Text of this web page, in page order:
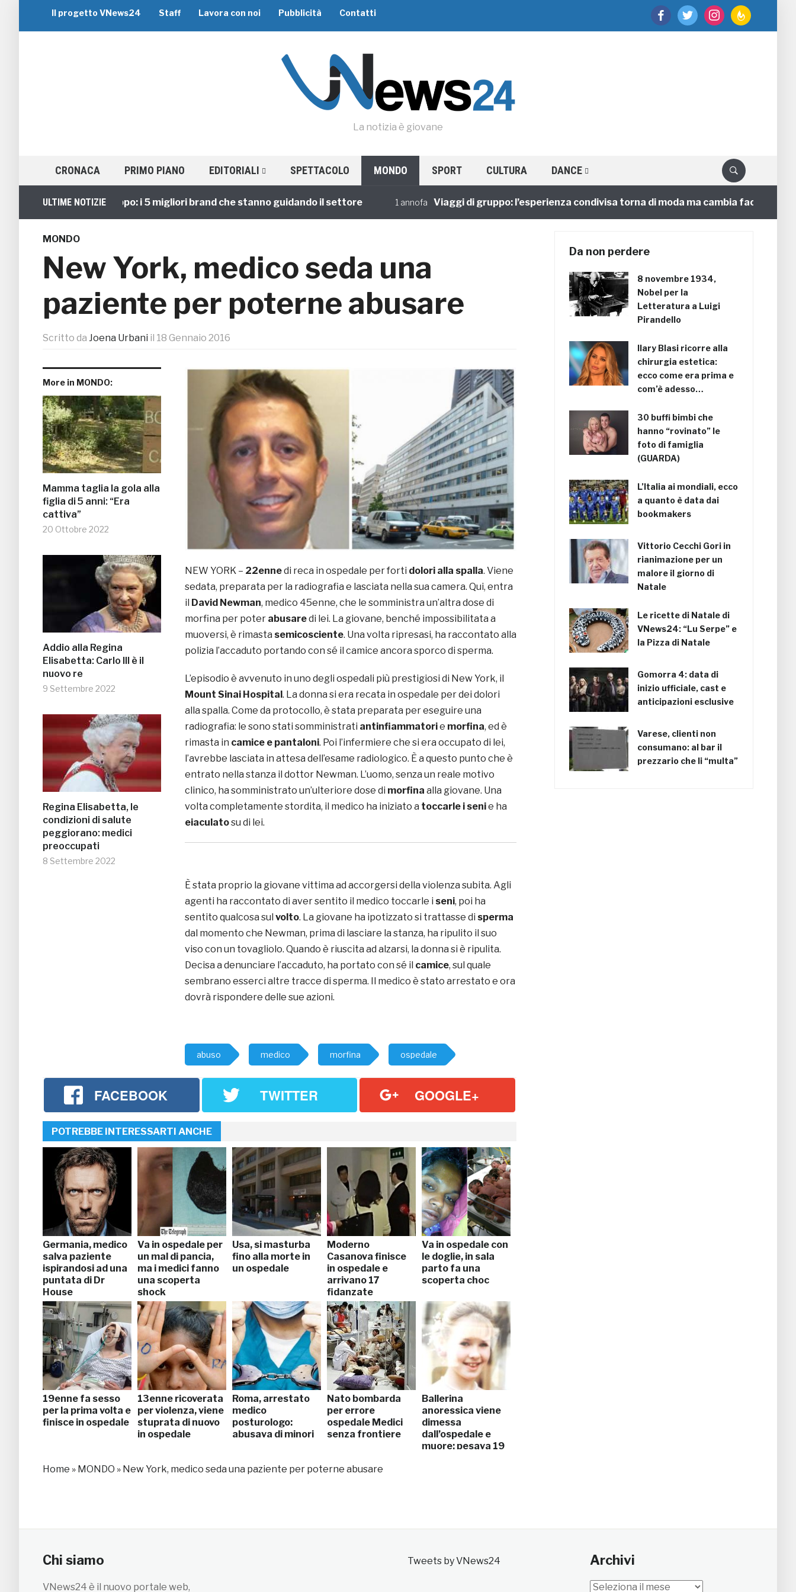
facebooktwitter instagramfeedburner
Il progetto VNews24 Staff Lavora con noi Pubblicità Contatti
La notizia è giovane
CRONACA PRIMO PIANO EDITORIALI SPETTACOLO MONDO SPORT CULTURA DANCE
ULTIME NOTIZIE
Viaggi di Gruppo: i 5 migliori brand che stanno guidando il settore 1 annofa Viaggi di gruppo: l’esperienza condivisa torna di moda ma cambia faccia
MONDO
New York, medico seda una
paziente per poterne abusare
Scritto da Joena Urbani il 18 Gennaio 2016
More in MONDO:
Mamma taglia la gola alla
figlia di 5 anni: “Era
cattiva”
20 Ottobre 2022
Addio alla Regina
Elisabetta: Carlo III è il
nuovo re
9 Settembre 2022
Regina Elisabetta, le
condizioni di salute
peggiorano: medici
preoccupati
8 Settembre 2022
NEW YORK – 22ennedi reca in ospedale per forti dolori alla spalla. Viene
sedata, preparata per la radiografia e lasciata nella sua camera. Qui, entra
il David Newman, medico 45enne, che le somministra un’altra dose di
morfina per poter abusaredi lei. La giovane, benché impossibilitata a
muoversi, è rimasta semicosciente. Una volta ripresasi, ha raccontato alla
polizia l’accaduto portando con sé il camice ancora sporco di sperma.
L’episodio è avvenuto in uno degli ospedali più prestigiosi di New York, il
Mount Sinai Hospital . La donna si era recata in ospedale per dei dolori
alla spalla. Come da protocollo, è stata preparata per eseguire una
radiografia: le sono stati somministrati antinfiammatorie morfina, ed è
rimasta in camice e pantaloni. Poi l’infermiere che si era occupato di lei,
l’avrebbe lasciata in attesa dell’esame radiologico. È a questo punto che è
entrato nella stanza il dottor Newman. L’uomo, senza un reale motivo
clinico, ha somministrato un’ulteriore dose di morfina alla giovane. Una
volta completamente stordita, il medico ha iniziato a toccarle i senie ha
eiaculatosu di lei.
È stata proprio la giovane vittima ad accorgersi della violenza subita. Agli
agenti ha raccontato di aver sentito il medico toccarle i seni, poi ha
sentito qualcosa sul volto. La giovane ha ipotizzato si trattasse di sperma
dal momento che Newman, prima di lasciare la stanza, ha ripulito il suo
viso con un tovagliolo. Quando è riuscita ad alzarsi, la donna si è ripulita.
Decisa a denunciare l’accaduto, ha portato con sé il camice, sul quale
sembrano esserci altre tracce di sperma. Il medico è stato arrestato e ora
dovrà rispondere delle sue azioni.
abuso medico morfina ospedale
FACEBOOK TWITTER GOOGLE+
POTREBBE INTERESSARTI ANCHE
Germania, medico
salva paziente
ispirandosi ad una
puntata di Dr
House
Va in ospedale per
un mal di pancia,
ma i medici fanno
una scoperta
shock
Usa, si masturba
fino alla morte in
un ospedale
Moderno
Casanova finisce
in ospedale e
arrivano 17
fidanzate
Va in ospedale con
le doglie, in sala
parto fa una
scoperta choc
19enne fa sesso
per la prima volta e
finisce in ospedale
13enne ricoverata
per violenza, viene
stuprata di nuovo
in ospedale
Roma, arrestato
medico
posturologo:
abusava di minori
Nato bombarda
per errore
ospedale Medici
senza frontiere
Ballerina
anoressica viene
dimessa
dall’ospedale e
muore: pesava 19
Home » MONDO » New York, medico seda una paziente per poterne abusare
Da non perdere
8 novembre 1934,
Nobel per la
Letteratura a Luigi
Pirandello
Ilary Blasi ricorre alla
chirurgia estetica:
ecco come era prima e
com’è adesso…
30 buffi bimbi che
hanno “rovinato” le
foto di famiglia
(GUARDA)
L’Italia ai mondiali, ecco
a quanto è data dai
bookmakers
Vittorio Cecchi Gori in
rianimazione per un
malore il giorno di
Natale
Le ricette di Natale di
VNews24: “Lu Serpe” e
la Pizza di Natale
Gomorra 4: data di
inizio ufficiale, cast e
anticipazioni esclusive
Varese, clienti non
consumano: al bar il
prezzario che li “multa”
Chi siamo
VNews24 è il nuovo portale web,
Tweets by VNews24 Archivi
Archivi